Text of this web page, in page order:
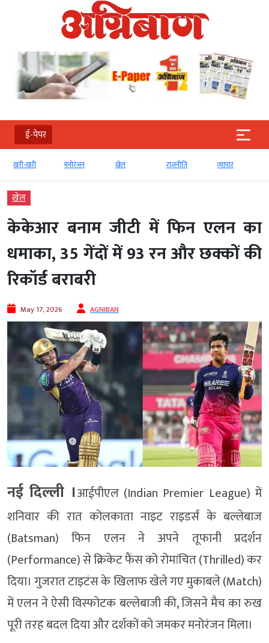
ई-पेपर
मनोरंजन खेल राजनीति व्‍यापार टेक्‍नोलॉजी
खेल
केकेआर बनाम जीटी में फिन एलन का
धमाका, 35 गेंदों में 93 रन और छक्कों की
रिकॉर्ड बराबरी
May 17, 2026 AGNIBAN
नई दिल्ली ।आईपीएल (Indian Premier League) में
शनिवार की रात कोलकाता नाइट राइडर्स के बल्लेबाज
(Batsman) फिन एलन ने अपने तूफानी प्रदर्शन
(Performance) से क्रिकेट फैंस को रोमांचित (Thrilled) कर
दिया। गुजरात टाइटंस के खिलाफ खेले गए मुकाबले (Match)
में एलन ने ऐसी विस्फोटक बल्लेबाजी की, जिसने मैच का रुख
पूरी तरह बदल दिया और दर्शकों को जमकर मनोरंजन मिला।